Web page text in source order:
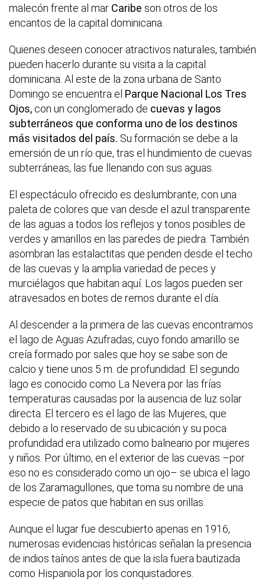
malecón frente al mar Caribe son otros de los
encantos de la capital dominicana.
Quienes deseen conocer atractivos naturales, también
pueden hacerlo durante su visita a la capital
dominicana. Al este de la zona urbana de Santo
Domingo se encuentra el Parque Nacional Los Tres
Ojos, con un conglomerado de cuevas y lagos
subterráneos que conforma uno de los destinos
más visitados del país. Su formación se debe a la
emersión de un río que, tras el hundimiento de cuevas
subterráneas, las fue llenando con sus aguas.
El espectáculo ofrecido es deslumbrante, con una
paleta de colores que van desde el azul transparente
de las aguas a todos los reflejos y tonos posibles de
verdes y amarillos en las paredes de piedra. También
asombran las estalactitas que penden desde el techo
de las cuevas y la amplia variedad de peces y
murciélagos que habitan aquí. Los lagos pueden ser
atravesados en botes de remos durante el día.
Al descender a la primera de las cuevas encontramos
el lago de Aguas Azufradas, cuyo fondo amarillo se
creía formado por sales que hoy se sabe son de
calcio y tiene unos 5 m. de profundidad. El segundo
lago es conocido como La Nevera por las frías
temperaturas causadas por la ausencia de luz solar
directa. El tercero es el lago de las Mujeres, que
debido a lo reservado de su ubicación y su poca
profundidad era utilizado como balneario por mujeres
y niños. Por último, en el exterior de las cuevas –por
eso no es considerado como un ojo– se ubica el lago
de los Zaramagullones, que toma su nombre de una
especie de patos que habitan en sus orillas.
Aunque el lugar fue descubierto apenas en 1916,
numerosas evidencias históricas señalan la presencia
de indios taínos antes de que la isla fuera bautizada
como Hispaniola por los conquistadores.